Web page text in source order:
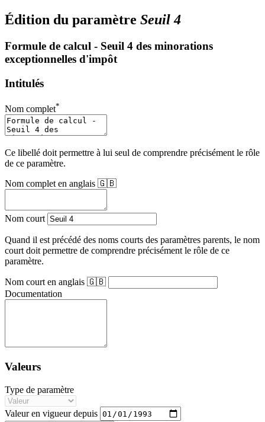
Édition du paramètre Seuil 4
Formule de calcul - Seuil 4 des minorations
exceptionnelles d'impôt
Intitulés
Nom complet*
Ce libellé doit permettre à lui seul de comprendre précisément le rôle
de ce paramètre.
Nom complet en anglais 🇬🇧
Nom court
Quand il est précédé des noms courts des paramètres parents, le nom
court doit permettre de comprendre précisément le rôle de ce
paramètre.
Nom court en anglais 🇬🇧
Documentation
Valeurs
Type de paramètre
Valeur en vigueur depuis